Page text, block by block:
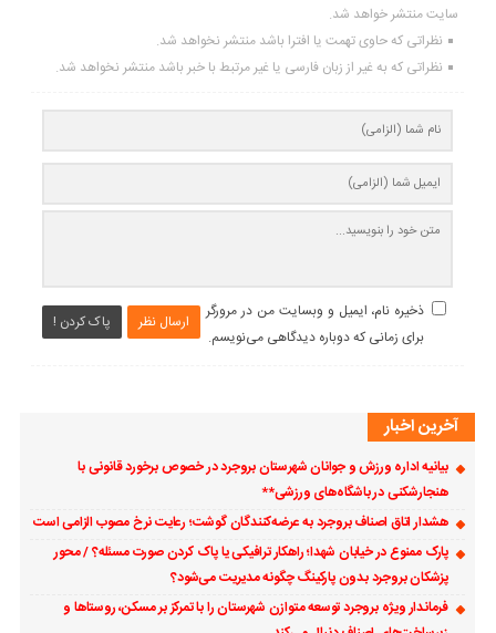
سایت منتشر خواهد شد.
نظراتی که حاوی تهمت یا افترا باشد منتشر نخواهد شد.
نظراتی که به غیر از زبان فارسی یا غیر مرتبط با خبر باشد منتشر نخواهد شد.
ارسال نظر پاک کردن !
ذخیره نام، ایمیل و وبسایت من در مرورگر
برای زمانی که دوباره دیدگاهی می‌نویسم.
آخرین اخبار
بیانیه اداره ورزش و جوانان شهرستان بروجرد در خصوص برخورد قانونی با
هنجارشکنی در باشگاه‌های ورزشی**
هشدار اتاق اصناف بروجرد به عرضه‌کنندگان گوشت؛ رعایت نرخ مصوب الزامی است
پارک ممنوع در خیابان شهدا؛ راهکار ترافیکی یا پاک کردن صورت مسئله؟ / محور
پزشکان بروجرد بدون پارکینگ چگونه مدیریت می‌شود؟
فرماندار ویژه بروجرد توسعه متوازن شهرستان را با تمرکز بر مسکن، روستاها و